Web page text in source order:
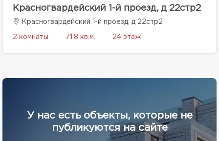
Красногвардейский 1-й проезд, д 22стр2
Красногвардейский 1-й проезд, д 22стр2
2 комнаты 71.8 кв.м. 24 этаж
У нас есть объекты, которые не
публикуются на сайте